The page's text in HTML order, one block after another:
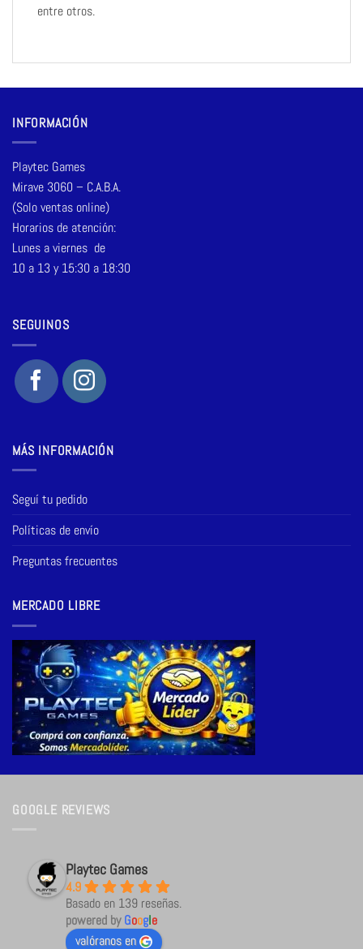
entre otros.
INFORMACIÓN
Playtec Games
Mirave 3060 – C.A.B.A.
(Solo ventas online)
Horarios de atención:
Lunes a viernes de
10 a 13 y 15:30 a 18:30
SEGUINOS
MÁS INFORMACIÓN
Seguí tu pedido
Políticas de envío
Preguntas frecuentes
MERCADO LIBRE
GOOGLE REVIEWS
Playtec Games
4.9
Basado en 139 reseñas.
powered byGoogle
valóranos en